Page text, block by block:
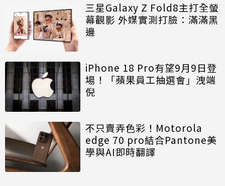
三星Galaxy Z Fold8主打全螢
幕觀影 外媒實測打臉：滿滿黑
邊
iPhone 18 Pro有望9月9日登
場！「蘋果員工抽選會」洩端
倪
不只賣弄色彩！Motorola
edge 70 pro結合Pantone美
學與AI即時翻譯